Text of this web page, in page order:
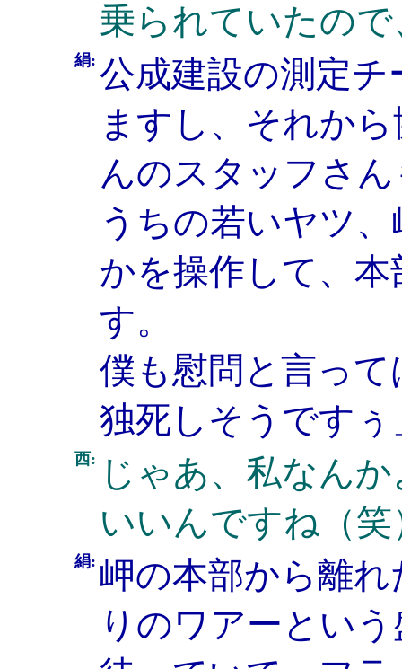
乗られていたの
絹: 公成建設の測定
ますし、それか
んのスタッフさ
うちの若いヤツ
かを操作して、
す。
僕も慰問と言っ
独死しそうです
西:
じゃあ、私なん
いいんですね（笑
絹: 岬の本部から離
りのワアーとい